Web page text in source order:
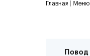
Главная | Меню
Повод